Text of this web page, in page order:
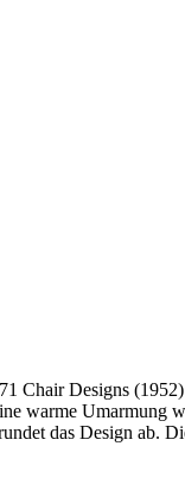
Chair Designs
warme Umarmung
das Design ab.